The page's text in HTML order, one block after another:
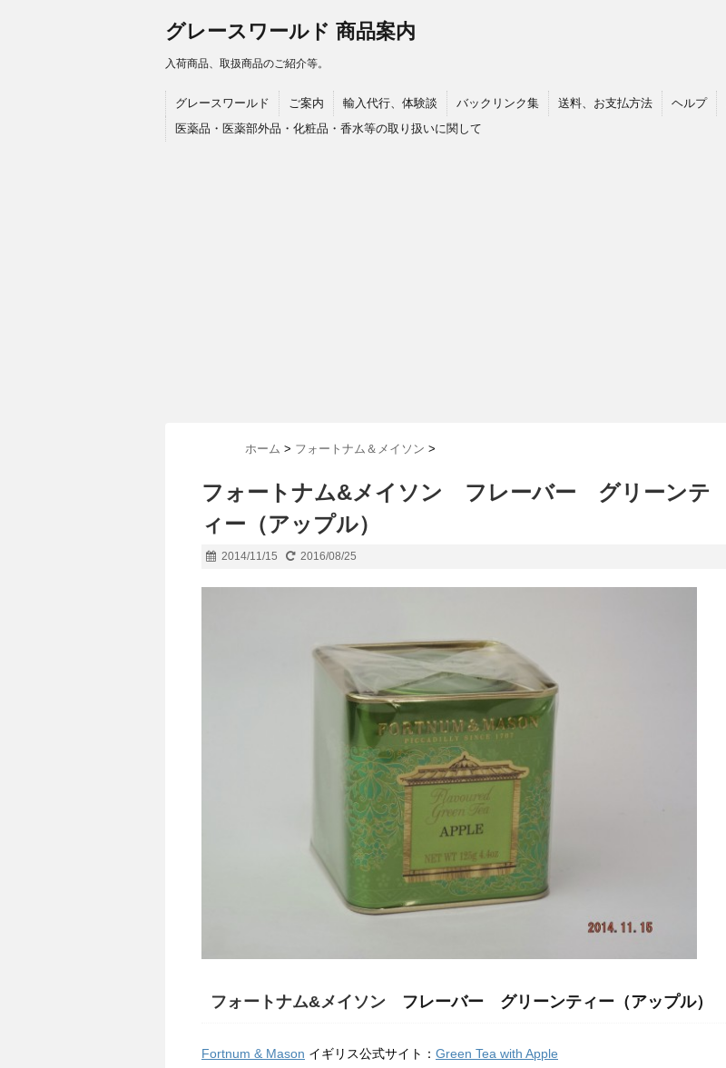
グレースワールド 商品案内
入荷商品、取扱商品のご紹介等。
グレースワールド ご案内 輸入代行、体験談 バックリンク集 送料、お支払方法 ヘルプ
医薬品・医薬部外品・化粧品・香水等の取り扱いに関して
ホーム > フォートナム＆メイソン >
フォートナム&メイソン フレーバー グリーンテ
ィー（アップル）
2014/11/15 2016/08/25
フォートナム&メイソン フレーバー グリーンティー（アップル）
Fortnum & Mason イギリス公式サイト： Green Tea with Apple